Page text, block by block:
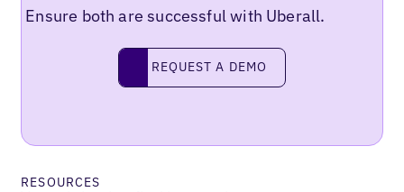
Ensure both are successful with Uberall.
Request a demo
REQUEST A DEMO
RESOURCES